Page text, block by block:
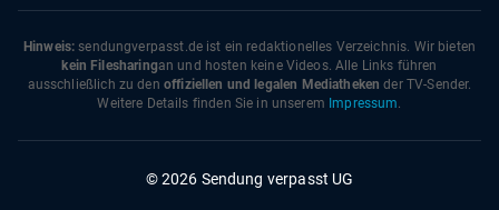
Hinweis: sendungverpasst.de ist ein redaktionelles Verzeichnis. Wir bieten
kein Filesharingan und hosten keine Videos. Alle Links führen
ausschließlich zu den offiziellen und legalen Mediatheken der TV-Sender.
Weitere Details finden Sie in unserem Impressum.
© 2026 Sendung verpasst UG